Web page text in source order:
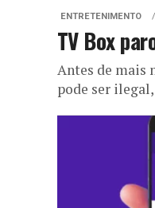
ENTRETENIMENTO
TV Box
Antes de mais
pode ser